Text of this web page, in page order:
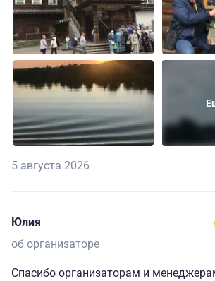
5 августа 2026
Юлия
об организаторе
Спасибо организаторам и